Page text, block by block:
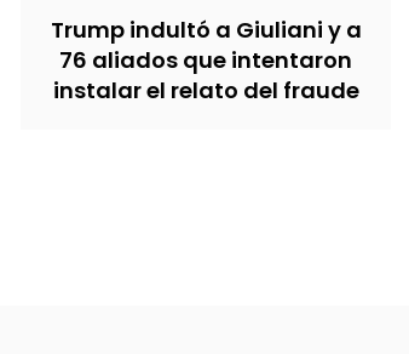
Trump indultó a Giuliani y a
76 aliados que intentaron
instalar el relato del fraude